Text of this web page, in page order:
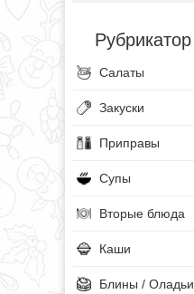
Рубрикатор
Салаты
Закуски
Приправы
Супы
Вторые блюда
Каши
Блины / Оладьи